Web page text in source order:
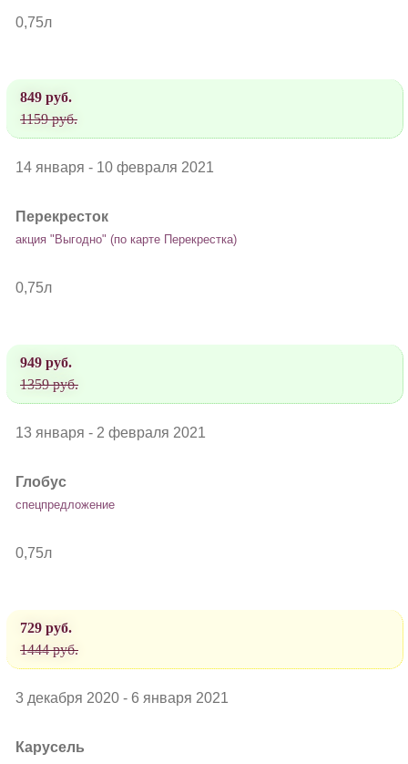
0,75л
849 руб.
1159 руб.
14 января - 10 февраля 2021
Перекресток
акция "Выгодно" (по карте Перекрестка)
0,75л
949 руб.
1359 руб.
13 января - 2 февраля 2021
Глобус
спецпредложение
0,75л
729 руб.
1444 руб.
3 декабря 2020 - 6 января 2021
Карусель